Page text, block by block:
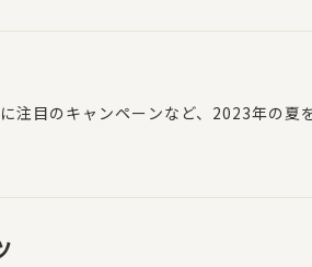
注目のキャンペーンなど、2023年の夏